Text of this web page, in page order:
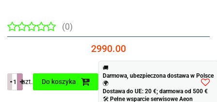
(0)
2990.00
szt. Do koszyka
🚚
Darmowa, ubezpieczona dostawa w Polsce
🌍
Dostawa do UE: 20 €; darmowa od 500 €
🛠 Pełne wsparcie serwisowe Aeon
Do